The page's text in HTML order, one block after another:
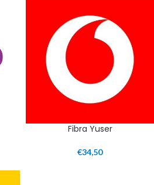
Fibra Yuser
€34,50